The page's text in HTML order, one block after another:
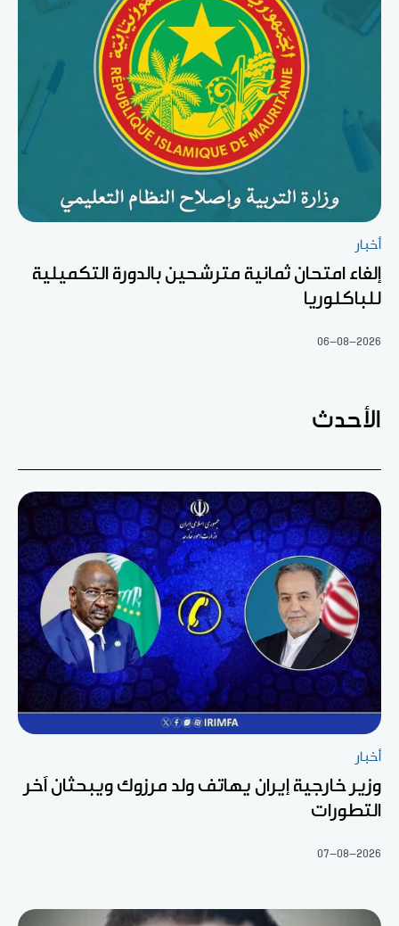
أخبار
إلغاء امتحان ثمانية مترشحين بالدورة التكميلية
للباكلوريا
06-08-2026
الأحدث
أخبار
وزير خارجية إيران يهاتف ولد مرزوك ويبحثان آخر
التطورات
07-08-2026